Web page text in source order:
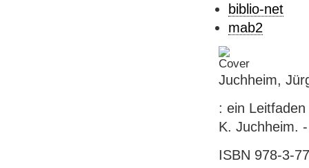
biblio-net
mab2
Juchheim,
: ein
K. Juchheim.
ISBN 978-3-